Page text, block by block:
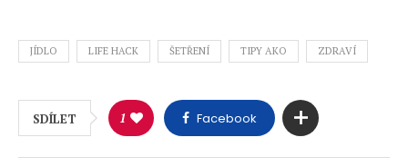
JÍDLO LIFE HACK ŠETŘENÍ TIPY AKO ZDRAVÍ
SDÍLET 1 Facebook